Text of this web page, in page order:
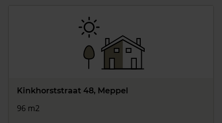
Kinkhorststraat 48, Meppel
96 m2